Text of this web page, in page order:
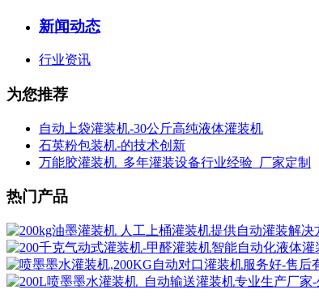
新闻动态
行业资讯
为您推荐
自动上袋灌装机-30公斤高纯液体灌装机
石英粉包装机-的技术创新
万能胶灌装机_多年灌装设备行业经验_厂家定制
热门产品